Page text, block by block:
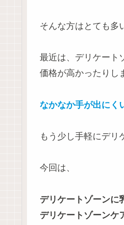
そんな方はとても多
最近は、デリケート
価格が高かったりし
なかなか手が出にく
もう少し手軽にデリ
今回は、
デリケートゾーンに
デリケートゾーンケ